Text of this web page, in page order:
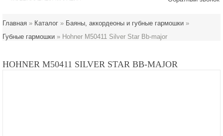
Главная » Каталог » Баяны, аккордеоны и губные гармошки »
Губные гармошки » Hohner M50411 Silver Star Bb-major
HOHNER M50411 SILVER STAR BB-MAJOR